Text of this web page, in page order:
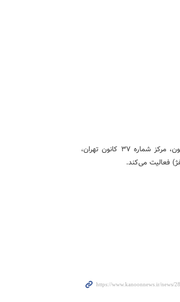
در این مجتمع دبیرخانه شورای‌نظارت بر اسباب‌بازی، دفتر طرح‌های عمرانی کانون، مرکز شماره ۳۷ کانون تهران،
فعالیت می‌کند.